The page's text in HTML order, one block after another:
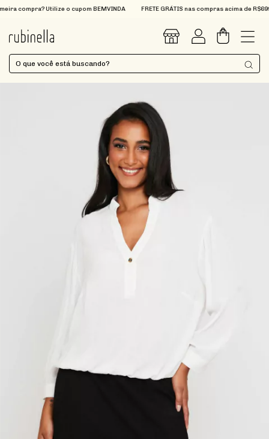
compra? Utilize o cupom BEMVINDA FRETE GRÁTIS nas compras acima de R$699
0